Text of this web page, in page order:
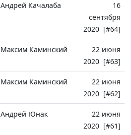
Андрей Качалаба
16
сентября
2020 [#64]
Максим Каминский
22 июня
2020 [#63]
Максим Каминский
22 июня
2020 [#62]
Андрей Юнак
22 июня
2020 [#61]